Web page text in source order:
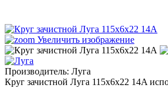
Увеличить изображение
Производитель: Луга
Круг зачистной Луга 115х6х22 14A